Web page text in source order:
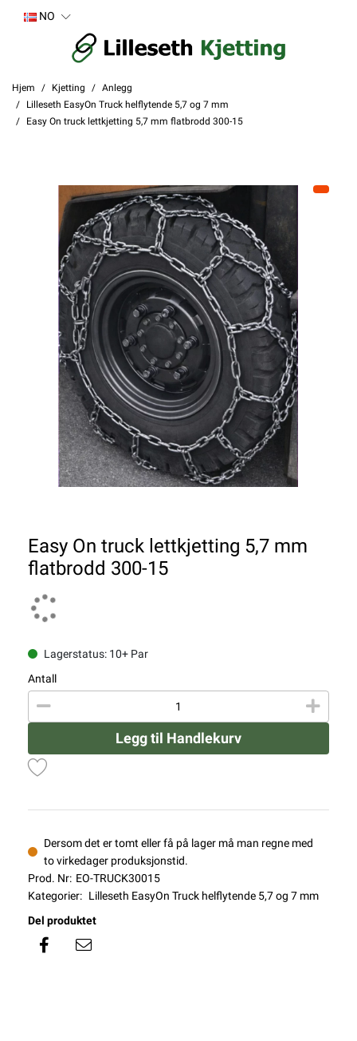
NO
Hjem Kjetting
Anlegg
Lilleseth EasyOn Truck helflytende 5,7 og 7 mm
Easy On truck lettkjetting 5,7 mm flatbrodd 300-15
Easy On truck lettkjetting 5,7 mm
flatbrodd 300-15
Lagerstatus: 10+ Par
Antall
Legg til Handlekurv
Dersom det er tomt eller få på lager må man regne med
to virkedager produksjonstid.
Prod. Nr: EO-TRUCK30015
Kategorier: Lilleseth EasyOn Truck helflytende 5,7 og 7 mm
Del produktet